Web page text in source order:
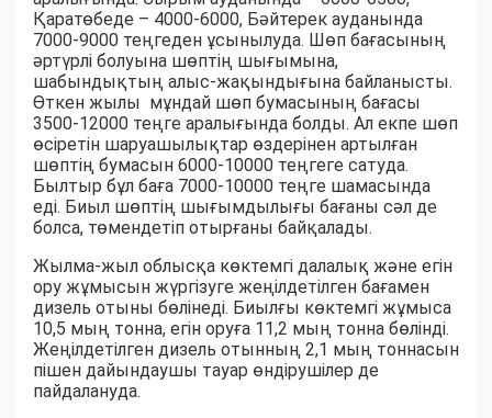
Қаратөбеде – 4000-6000, Бәйтерек ауданында
7000-9000 теңгеден ұсынылуда. Шөп бағасының
әртүрлі болуына шөптің шығымына,
шабындықтың алыс-жақындығына байланысты.
Өткен жылы мұндай шөп бумасының бағасы
3500-12000 теңге аралығында болды. Ал екпе шөп
өсіретін шаруашылықтар өздерінен артылған
шөптің бумасын 6000-10000 теңгеге сатуда.
Былтыр бұл баға 7000-10000 теңге шамасында
еді. Биыл шөптің шығымдылығы бағаны сәл де
болса, төмендетіп отырғаны байқалады.
Жылма-жыл облысқа көктемгі далалық және егін
ору жұмысын жүргізуге жеңілдетілген бағамен
дизель отыны бөлінеді. Биылғы көктемгі жұмыса
10,5 мың тонна, егін оруға 11,2 мың тонна бөлінді.
Жеңілдетілген дизель отынның 2,1 мың тоннасын
пішен дайындаушы тауар өндірушілер де
пайдалануда.